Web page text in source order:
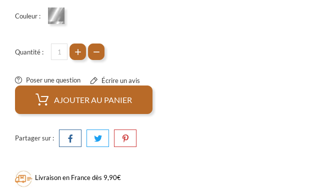
Couleur :
Quantité :
Poser une question Écrire un avis
AJOUTER AU PANIER
Partager sur :
Livraison en France dès 9,90€